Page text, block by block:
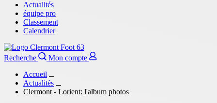
Actualités
équipe pro
Classement
Calendrier
Recherche
Mon compte
Accueil
Actualités
Clermont - Lorient: l'album photos